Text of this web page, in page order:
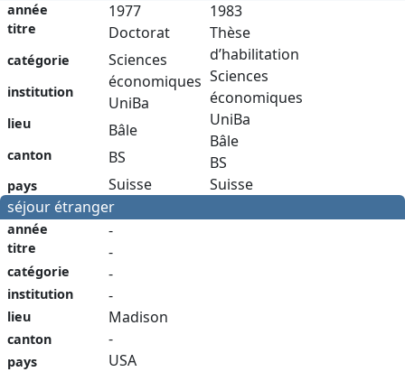
année
titre
catégorie
institution
lieu
canton
pays
1977
Doctorat
Sciences
économiques
UniBa
Bâle
BS
Suisse
1983
Thèse
d’habilitation
Sciences
économiques
UniBa
Bâle
BS
Suisse
séjour étranger
année
titre
catégorie
institution
lieu
canton
pays
-
-
-
-
Madison
-
USA